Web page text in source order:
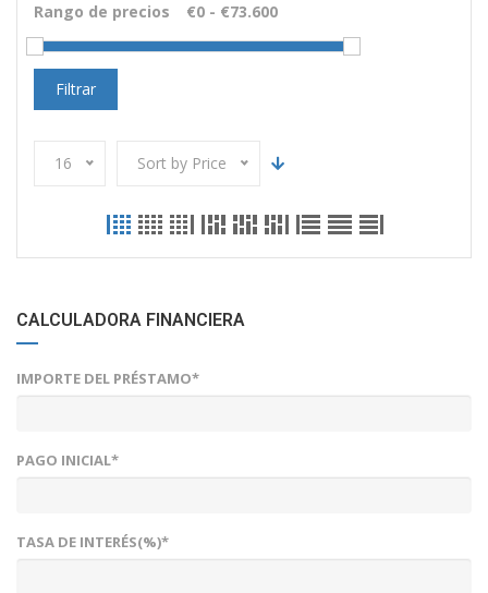
Rango de precios
Filtrar
16 Sort by Price
CALCULADORA FINANCIERA
IMPORTE DEL PRÉSTAMO*
PAGO INICIAL*
TASA DE INTERÉS(%)*